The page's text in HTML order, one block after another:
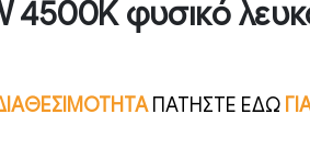
4500K φυσικό
ΠΑΤΗΣΤΕ ΕΔΩ